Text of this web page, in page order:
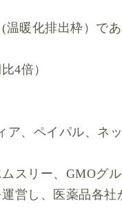
暖化排出枠）であ
4倍）
、ペイパル、ネ
スリー、GMOグル
営し、医薬品各社